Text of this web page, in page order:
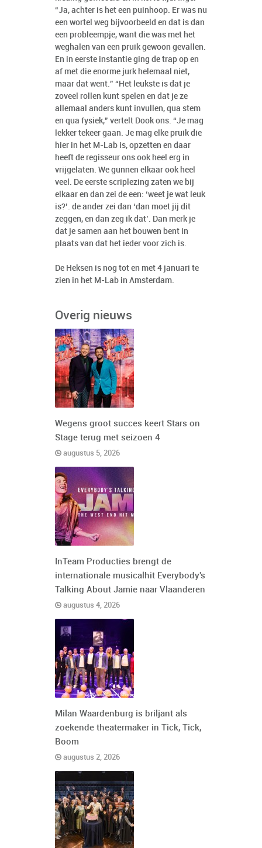
“Ja, achter is het een puinhoop. Er was nu
een wortel weg bijvoorbeeld en dat is dan
een probleempje, want die was met het
weghalen van een pruik gewoon gevallen.
En in eerste instantie ging de trap op en
af met die enorme jurk helemaal niet,
maar dat went.” “Het leukste is dat je
zoveel rollen kunt spelen en dat je ze
allemaal anders kunt invullen, qua stem
en qua fysiek,” vertelt Dook ons. “Je mag
lekker tekeer gaan. Je mag elke pruik die
hier in het M-Lab is, opzetten en daar
heeft de regisseur ons ook heel erg in
vrijgelaten. We gunnen elkaar ook heel
veel. De eerste scriplezing zaten we bij
elkaar en dan zei de een: ‘weet je wat leuk
is?’. de ander zei dan ‘dan moet jij dit
zeggen, en dan zeg ik dat’. Dan merk je
dat je samen aan het bouwen bent in
plaats van dat het ieder voor zich is.
De Heksen is nog tot en met 4 januari te
zien in het M-Lab in Amsterdam.
Overig nieuws
Wegens groot succes keert Stars on
Stage terug met seizoen 4
augustus 5, 2026
InTeam Producties brengt de
internationale musicalhit Everybody's
Talking About Jamie naar Vlaanderen
augustus 4, 2026
Milan Waardenburg is briljant als
zoekende theatermaker in Tick, Tick,
Boom
augustus 2, 2026